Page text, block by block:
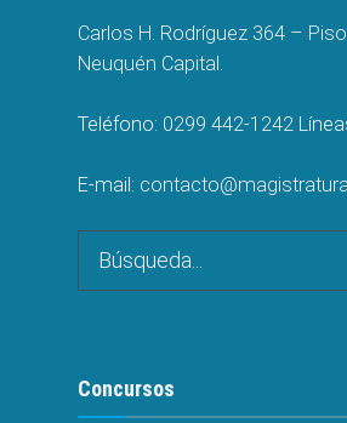
Carlos H. Rodríguez 364 –
Neuquén Capital.
Teléfono: 0299 442-1242
E-mail:
for:
Concursos